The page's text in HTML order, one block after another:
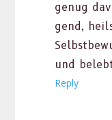
genug
gend,
und
Reply